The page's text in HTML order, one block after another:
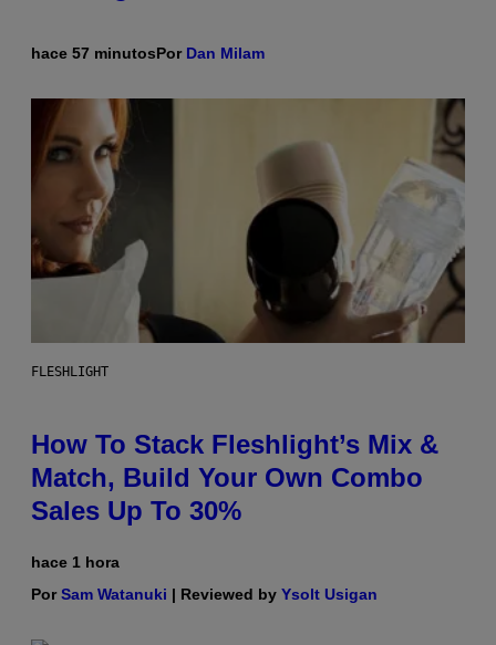
hace 57 minutosPor Dan Milam
FLESHLIGHT
How To Stack Fleshlight’s Mix &
Match, Build Your Own Combo
Sales Up To 30%
hace 1 hora
PorSam Watanuki | Reviewed by Ysolt Usigan